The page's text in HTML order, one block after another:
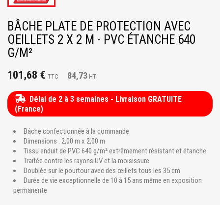
BÂCHE PLATE DE PROTECTION AVEC
OEILLETS 2 X 2 M - PVC ÉTANCHE 640
G/M²
101,68 € TTC 84,73 HT
Délai de 2 à 3 semaines - Livraison GRATUITE
(France)
Bâche confectionnée à la commande
Dimensions : 2,00 m x 2,00 m
Tissu enduit de PVC 640 g/m² extrêmement résistant et étanche
Traitée contre les rayons UV et la moisissure
Doublée sur le pourtour avec des œillets tous les 35 cm
Durée de vie exceptionnelle de 10 à 15 ans même en exposition
permanente